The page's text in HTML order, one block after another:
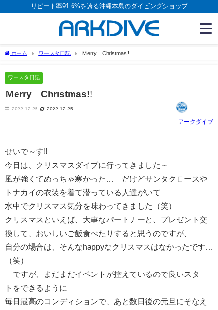
リピート率91.6%を誇る沖縄本島のダイビングショップ
ホーム ワースタ日記 Ｍerry Christmas!!
ワースタ日記
Ｍerry Christmas!!
2022.12.25 2022.12.25
アークダイブ
せいで～す‼
今日は、クリスマスダイブに行ってきました～
風が強くてめっちゃ寒かった… だけどサンタクロースや
トナカイの衣装を着て潜っている人達がいて
水中でクリスマス気分を味わってきました（笑）
クリスマスといえば、大事なパートナーと、プレゼント交
換して、おいしいご飯食べたりすると思うのですが、
自分の場合は、そんなhappyなクリスマスはなかったです…
（笑）
ですが、まだまだイベントが控えているので良いスター
トをできるように
毎日最高のコンディションで、あと数日後の元旦にそなえ